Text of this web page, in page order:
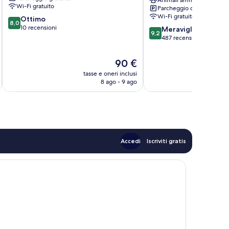
Wi-Fi gratuito
8.0
su
8,0 Ottimo
10 recensioni
Il
prezzo
attuale
90 €
tasse e oneri inclusi
8 ago - 9 ago
Centro
Storico
Parcheggio disponibile
Wi-Fi gratuito
9.2
su
9,2 Meraviglioso
487 recensioni
Accedi Iscriviti gratis